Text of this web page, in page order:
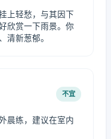
上轻愁，与其因下
欣赏一下雨景。你
清新葱郁。
不宜
晨练，建议在室内